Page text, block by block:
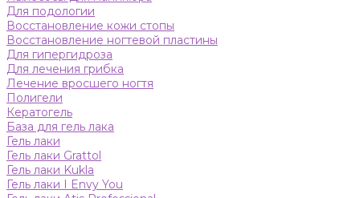
Для подологии
Восстановление кожи стопы
Восстановление ногтевой пластины
Для гипергидроза
Для лечения грибка
Лечение вросшего ногтя
Полигели
Кератогель
База для гель лака
Гель лаки
Гель лаки Grattol
Гель лаки Kukla
Гель лаки I Envy You